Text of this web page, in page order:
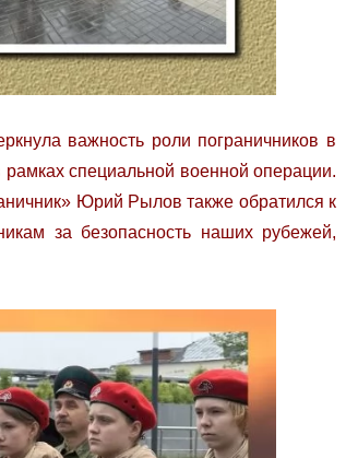
важность роли пограничников в
рамках специальной военной операции.
Юрий Рылов также обратился к
за безопасность наших рубежей,